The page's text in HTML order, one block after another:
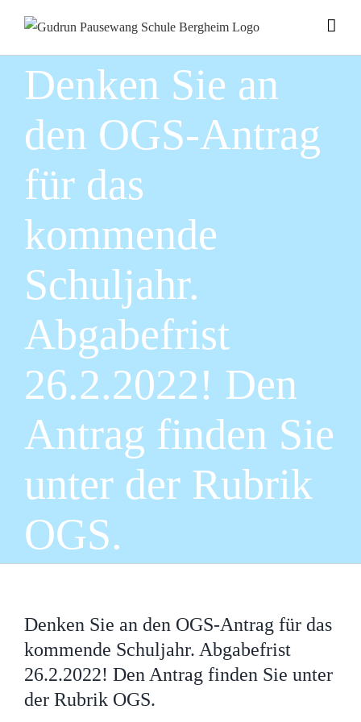
Inhalt
springen
Denken Sie an
den OGS-Antrag
für das
kommende
Schuljahr.
Abgabefrist
26.2.2022! Den
Antrag finden Sie
unter der Rubrik
OGS.
Denken Sie an den OGS-Antrag für das
kommende Schuljahr. Abgabefrist
26.2.2022! Den Antrag finden Sie unter
der Rubrik OGS.